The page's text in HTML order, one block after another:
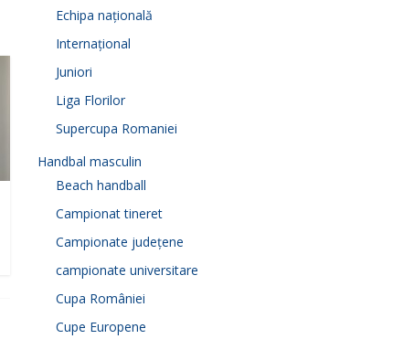
Echipa națională
Internațional
Juniori
Liga Florilor
Supercupa Romaniei
Handbal masculin
Beach handball
Campionat tineret
Campionate județene
campionate universitare
Cupa României
Cupe Europene